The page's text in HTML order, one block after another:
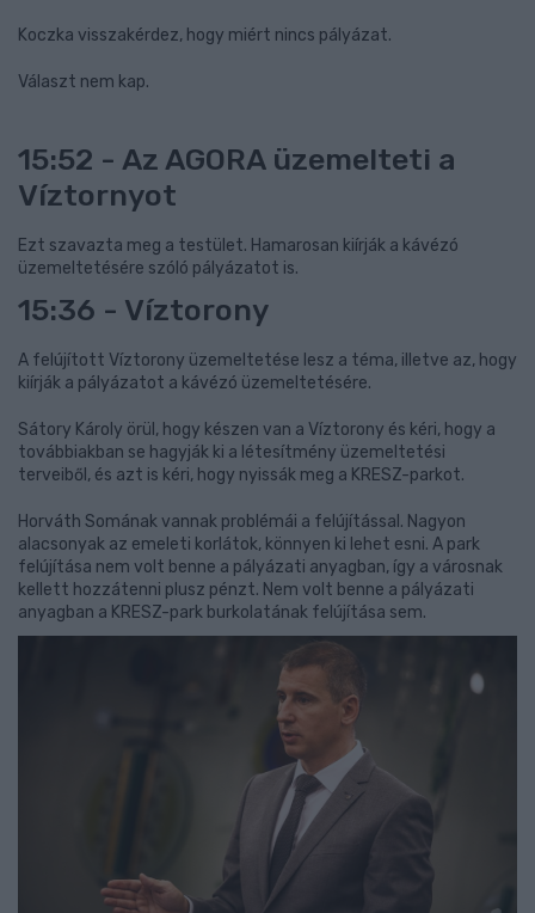
Koczka visszakérdez, hogy miért nincs pályázat.
Választ nem kap.
15:52 - Az AGORA üzemelteti a
Víztornyot
Ezt szavazta meg a testület. Hamarosan kiírják a kávézó
üzemeltetésére szóló pályázatot is.
15:36 - Víztorony
A felújított Víztorony üzemeltetése lesz a téma, illetve az, hogy
kiírják a pályázatot a kávézó üzemeltetésére.
Sátory Károly örül, hogy készen van a Víztorony és kéri, hogy a
továbbiakban se hagyják ki a létesítmény üzemeltetési
terveiből, és azt is kéri, hogy nyissák meg a KRESZ-parkot.
Horváth Somának vannak problémái a felújítással. Nagyon
alacsonyak az emeleti korlátok, könnyen ki lehet esni. A park
felújítása nem volt benne a pályázati anyagban, így a városnak
kellett hozzátenni plusz pénzt. Nem volt benne a pályázati
anyagban a KRESZ-park burkolatának felújítása sem.